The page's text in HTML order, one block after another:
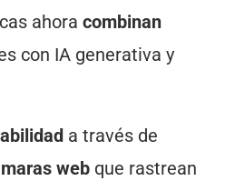
ahora combinan
con IA generativa y
a través de
web que rastrean